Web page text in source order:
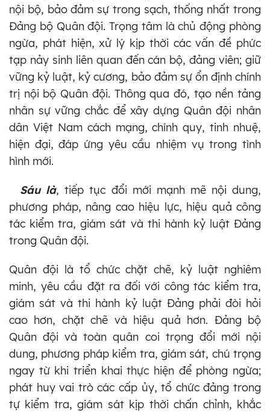
nội bộ, bảo đảm sự trong sạch, thống nhất trong
Đảng bộ Quân đội. Trọng tâm là chủ động phòng
ngừa, phát hiện, xử lý kịp thời các vấn đề phức
tạp nảy sinh liên quan đến cán bộ, đảng viên; giữ
vững kỷ luật, kỷ cương, bảo đảm sự ổn định chính
trị nội bộ Quân đội. Thông qua đó, tạo nền tảng
nhân sự vững chắc để xây dựng Quân đội nhân
dân Việt Nam cách mạng, chính quy, tinh nhuệ,
hiện đại, đáp ứng yêu cầu nhiệm vụ trong tình
hình mới.
Sáu là, tiếp tục đổi mới mạnh mẽ nội dung,
phương pháp, nâng cao hiệu lực, hiệu quả công
tác kiểm tra, giám sát và thi hành kỷ luật Đảng
trong Quân đội.
Quân đội là tổ chức chặt chẽ, kỷ luật nghiêm
minh, yêu cầu đặt ra đối với công tác kiểm tra,
giám sát và thi hành kỷ luật Đảng phải đòi hỏi
cao hơn, chặt chẽ và hiệu quả hơn. Đảng bộ
Quân đội và toàn quân coi trọng đổi mới nội
dung, phương pháp kiểm tra, giám sát, chú trọng
ngay từ khi triển khai thực hiện để phòng ngừa;
phát huy vai trò các cấp ủy, tổ chức đảng trong
tự kiểm tra, giám sát kịp thời chấn chỉnh, khắc